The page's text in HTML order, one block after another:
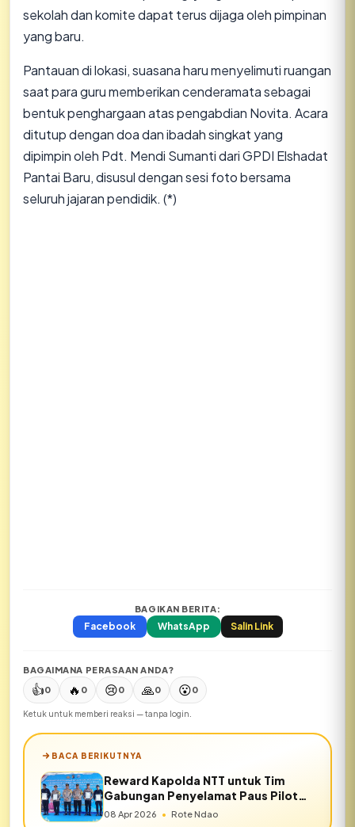
sekolah dan komite dapat terus dijaga oleh pimpinan
yang baru.
​Pantauan di lokasi, suasana haru menyelimuti ruangan
saat para guru memberikan cenderamata sebagai
bentuk penghargaan atas pengabdian Novita. Acara
ditutup dengan doa dan ibadah singkat yang
dipimpin oleh Pdt. Mendi Sumanti dari GPDI Elshadat
Pantai Baru, disusul dengan sesi foto bersama
seluruh jajaran pendidik. (*)
BAGIKAN BERITA:
Facebook WhatsApp Salin Link
BAGAIMANA PERASAAN ANDA?
👍0 🔥 0 😢0 🙏0 😮0
Ketuk untuk memberi reaksi — tanpa login.
BACA BERIKUTNYA
Reward Kapolda NTT untuk Tim
Gabungan Penyelamat Paus Pilot
Mbadokai
08 Apr 2026 • Rote Ndao